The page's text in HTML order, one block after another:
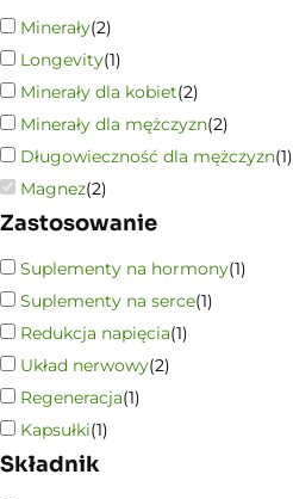
Minerały(2)
Longevity(1)
Minerały dla kobiet(2)
Minerały dla mężczyzn(2)
Długowieczność dla mężczyzn(1)
Magnez(2)
Zastosowanie
Suplementy na hormony(1)
Suplementy na serce(1)
Redukcja napięcia(1)
Układ nerwowy(2)
Regeneracja(1)
Kapsułki(1)
Składnik